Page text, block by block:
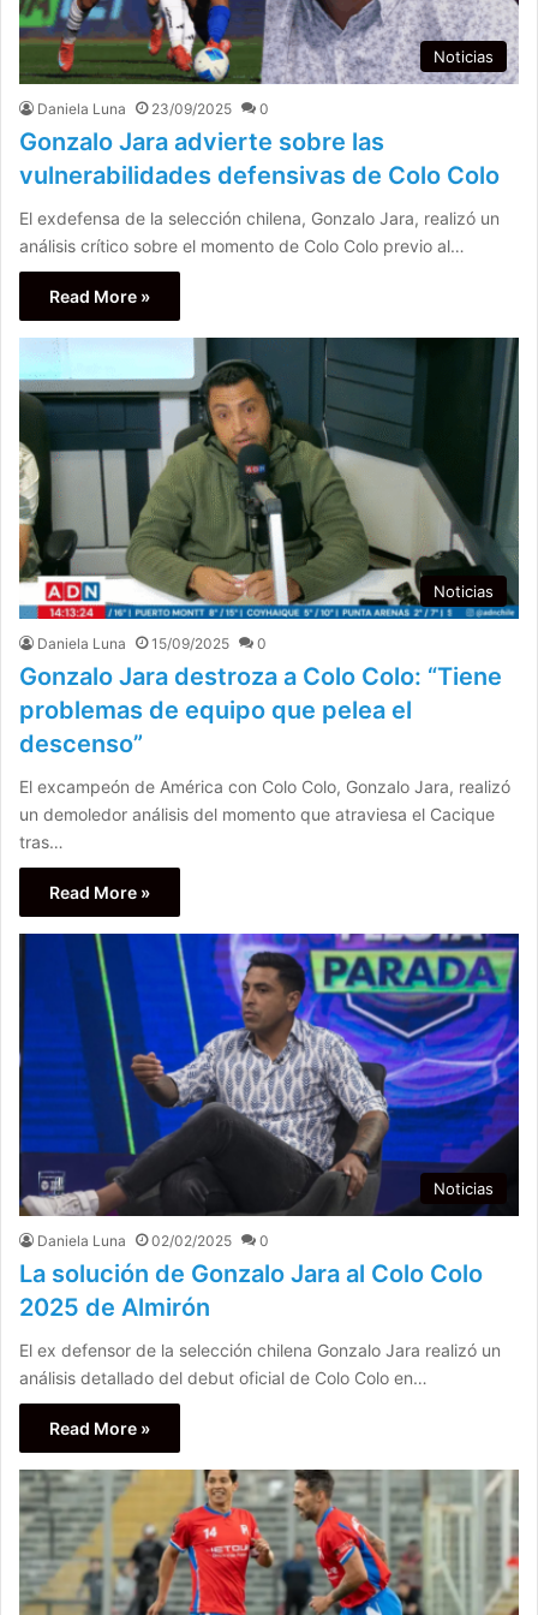
Noticias
Daniela Luna 23/09/2025 0
Gonzalo Jara advierte sobre las
vulnerabilidades defensivas de Colo Colo
El exdefensa de la selección chilena, Gonzalo Jara, realizó un
análisis crítico sobre el momento de Colo Colo previo al…
Read More »
Noticias
Daniela Luna 15/09/2025 0
Gonzalo Jara destroza a Colo Colo: “Tiene
problemas de equipo que pelea el
descenso”
El excampeón de América con Colo Colo, Gonzalo Jara, realizó
un demoledor análisis del momento que atraviesa el Cacique
tras…
Read More »
Noticias
Daniela Luna 02/02/2025 0
La solución de Gonzalo Jara al Colo Colo
2025 de Almirón
El ex defensor de la selección chilena Gonzalo Jara realizó un
análisis detallado del debut oficial de Colo Colo en…
Read More »